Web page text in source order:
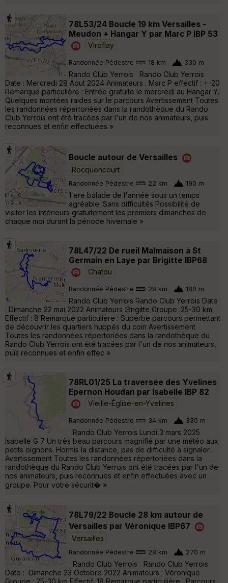
78L53/24 Boucle 19 km Versailles -
Meudon + Hangar Y par Marc P IBP 53
Viroflay
Randonnée Pédestre 18 km 330 m
Rando Club Yerrois Rando Club Yerrois
Date : Mercredi 28 Aout 2024 Animateurs : Marc P effectif : +-20
Remarque particulière : Entrée gratuite le mercredi au Hangar Y.
Quelques montées raides sur le parcours Avertissement Toutes
les randonnées répertoriées dans la randothèque du Rando
Club Yerrois ont été tracées par l'un de nos animateurs, puis
reconnues et enfin effectuées »
Boucle autour de Versailles
Rocquencourt
Randonnée Pédestre 22 km 190 m
1 ere balade de l'année sous un temps
agréable. Sans difficultés Possibilité de
visiter les intérieurs gratuitement les premiers dimanches de
chaque moi durant la période hivernale »
78L47/22 De rueil Malmaison à St
Germain en Laye par Brigitte IBP68
Chatou
Randonnée Pédestre 28 km 180 m
Rando Club Yerrois Rando Club Yerrois Date
: Dimanche 22 mai 2022 Animateurs :Brigitte Groupe :25-30 km
Effectif : 8 Remarque particulière : Superbe parcours permettant
de découvrir les quartiers huppés du coin Avertissement
Toutes les randonnées répertoriées dans la randothèque du
Rando Club Yerrois ont été tracées par l'un de nos animateurs,
puis reconnues et enfin effec »
78RL01/25 La traversée des Yvelines
Epernon Houdan par Isabelle IBP 82
Vieille-Église-en-Yvelines
Randonnée Pédestre 34 km 330 m
Rando Club Yerrois Lundi 3 mars 2025
Isabelle G 7 Un très beau parcours magnifié par une météo aux
petits oignons. Hormis la distance, pas de difficulté à signaler
Avertissement Toutes les randonnées répertoriées dans la
randothèque du Rando Club Yerrois ont été tracées par l'un de
nos animateurs, puis reconnues et enfin effectuées avec un
groupe. Pour votre sécurit� »
78L79/22 Boucle 28 km autour de
Versailles par Véronique IBP67
Versailles
Randonnée Pédestre 28 km 270 m
Rando Club Yerrois Rando Club Yerrois
Date : Dimanche 23 Octobre 2022 Animateurs : Véronique
Groupe : 25-30 km Effectif :18 Remarque particulière : Parcours